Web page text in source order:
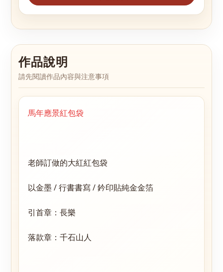
作品說明
請先閱讀作品內容與注意事項
馬年應景紅包袋
老師訂做的大紅紅包袋
以金墨 / 行書書寫 / 鈐印貼純金金箔
引首章：長樂
落款章：千石山人